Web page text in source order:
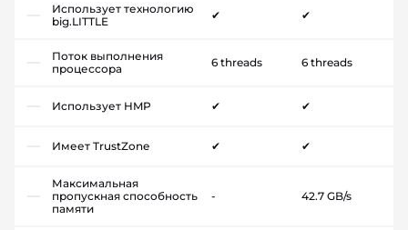
Использует технологию
big.LITTLE
✔ ✔
Поток выполнения
процессора
6 threads 6 threads
Использует HMP ✔ ✔
Имеет TrustZone ✔ ✔
Максимальная
пропускная способность
памяти
- 42.7 GB/s